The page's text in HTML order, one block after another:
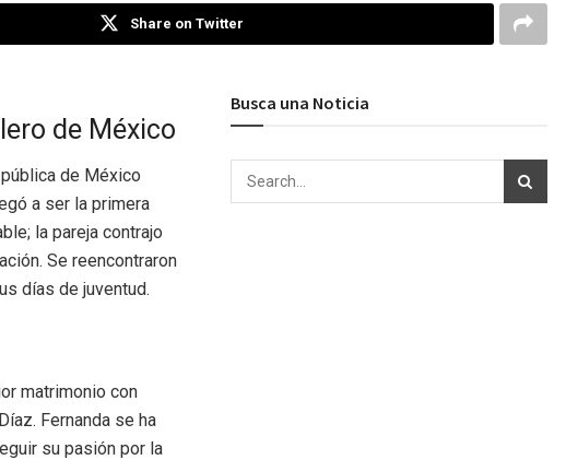
Share on Twitter
de México
de México
a ser la primera
la pareja contrajo
Se reencontraron
días de juventud.
matrimonio con
Fernanda se ha
su pasión por la
Busca una Noticia